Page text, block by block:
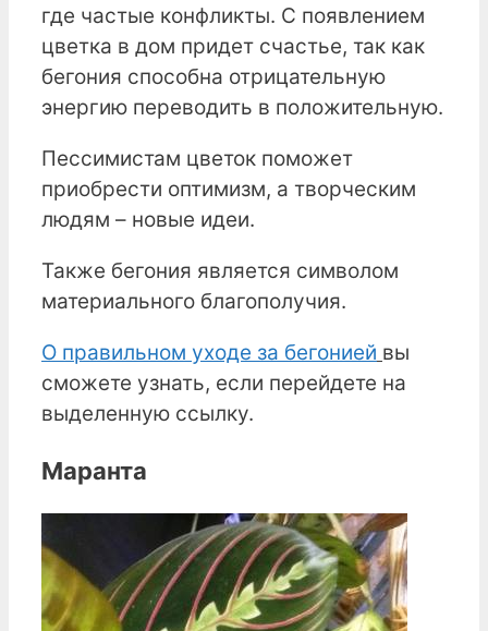
где частые конфликты. С появлением
цветка в дом придет счастье, так как
бегония способна отрицательную
энергию переводить в положительную.
Пессимистам цветок поможет
приобрести оптимизм, а творческим
людям – новые идеи.
Также бегония является символом
материального благополучия.
О правильном уходе за бегонией вы
сможете узнать, если перейдете на
выделенную ссылку.
Маранта